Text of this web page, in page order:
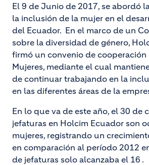
El 9 de Junio de 2017, se abordó
la inclusión de la mujer en el
del Ecuador. En el marco de un
sobre la diversidad de género,
firmó un convenio de cooperación
Mujeres, mediante el cual
de continuar trabajando en la
en las diferentes áreas de la
En lo que va de este año, el 30 de
jefaturas en Holcim Ecuador son
mujeres, registrando un
en comparación al período 2012
de jefaturas solo alcanzaba el 16 .